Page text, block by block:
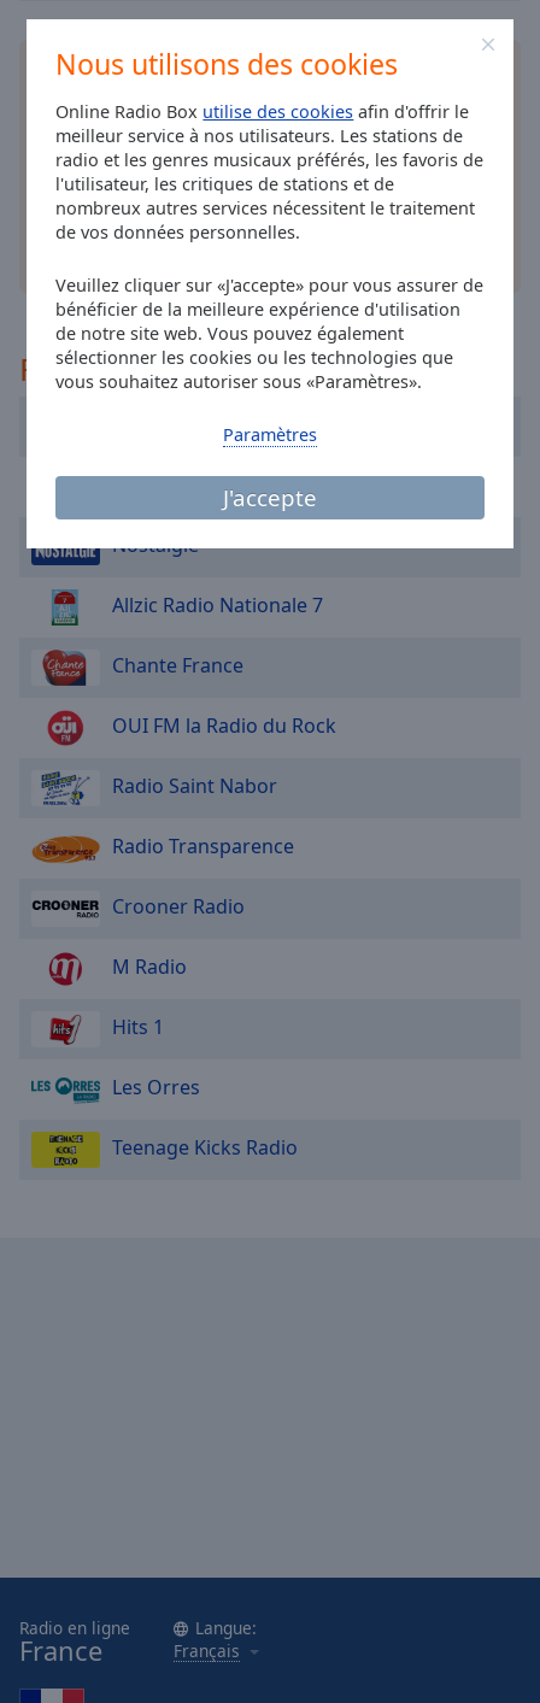
Nous utilisons des cookies
Online Radio Box utilise des cookies afin d'offrir le
meilleur service à nos utilisateurs. Les stations de
radio et les genres musicaux préférés, les favoris de
l'utilisateur, les critiques de stations et de
nombreux autres services nécessitent le traitement
de vos données personnelles.
Veuillez cliquer sur «J'accepte» pour vous assurer de
bénéficier de la meilleure expérience d'utilisation
de notre site web. Vous pouvez également
sélectionner les cookies ou les technologies que
vous souhaitez autoriser sous «Paramètres».
J'accepte
Paramètres
window.
Background
Color
Caption
Area
Opacity
Text
Edge
Style
Family
Done
Modal
Installezl'application gratuite Online Radio Box
pour votre téléphone intelligent et d'écouter vos
stations de radio préférées en ligne où que vous
soyez!
Recommandé
Radio Craponne FM
FIP Radio
Nostalgie
Allzic Radio Nationale 7
Chante France
OUI FM la Radio du Rock
Radio Saint Nabor
Radio Transparence
Crooner Radio
M Radio
Hits 1
Les Orres
Teenage Kicks Radio
Radio en ligne
France
Langue:
Français